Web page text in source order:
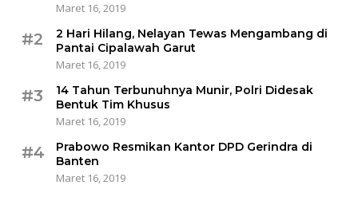
Maret 16, 2019
#2
2 Hari Hilang, Nelayan Tewas Mengambang di
Pantai Cipalawah Garut
Maret 16, 2019
#3
14 Tahun Terbunuhnya Munir, Polri Didesak
Bentuk Tim Khusus
Maret 16, 2019
#4
Prabowo Resmikan Kantor DPD Gerindra di
Banten
Maret 16, 2019